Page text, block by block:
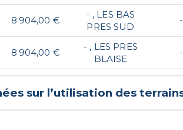
8 904,00 €
- , LES BAS
PRES SUD
-
8 904,00 €
- , LES PRES
BLAISE
-
sur l’utilisation des